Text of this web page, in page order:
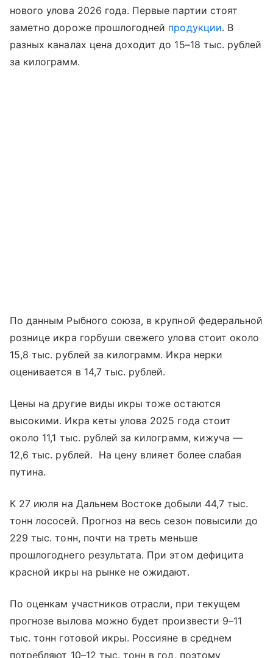
нового улова 2026 года. Первые партии стоят
заметно дороже прошлогодней продукции. В
разных каналах цена доходит до 15–18 тыс. рублей
за килограмм.
По данным Рыбного союза, в крупной федеральной
рознице икра горбуши свежего улова стоит около
15,8 тыс. рублей за килограмм. Икра нерки
оценивается в 14,7 тыс. рублей.
Цены на другие виды икры тоже остаются
высокими. Икра кеты улова 2025 года стоит
около 11,1 тыс. рублей за килограмм, кижуча —
12,6 тыс. рублей. На цену влияет более слабая
путина.
К 27 июля на Дальнем Востоке добыли 44,7 тыс.
тонн лососей. Прогноз на весь сезон повысили до
229 тыс. тонн, почти на треть меньше
прошлогоднего результата. При этом дефицита
красной икры на рынке не ожидают.
По оценкам участников отрасли, при текущем
прогнозе вылова можно будет произвести 9–11
тыс. тонн готовой икры. Россияне в среднем
потребляют 10–12 тыс. тонн в год, поэтому